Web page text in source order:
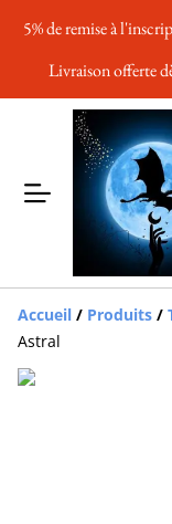
5% de remise à
Livraison offerte
Accueil / Produits /
Astral